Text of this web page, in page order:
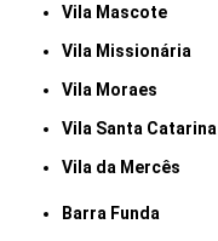
Vila Mascote
Vila Missionária
Vila Moraes
Vila Santa Catarina
Vila da Mercês
Barra Funda